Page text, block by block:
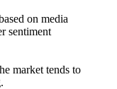
on media
sentiment
market tends to